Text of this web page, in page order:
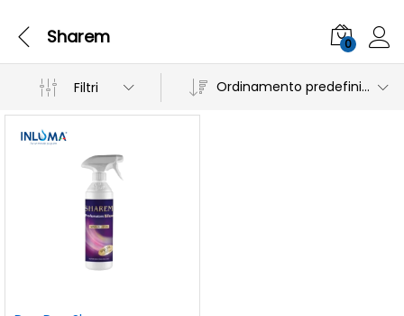
Sharem 0
Filtri Ordinamento predefinito